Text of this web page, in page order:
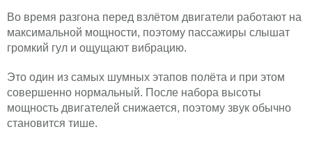
Во время разгона перед взлётом двигатели работают на
максимальной мощности, поэтому пассажиры слышат
громкий гул и ощущают вибрацию.
Это один из самых шумных этапов полёта и при этом
совершенно нормальный. После набора высоты
мощность двигателей снижается, поэтому звук обычно
становится тише.